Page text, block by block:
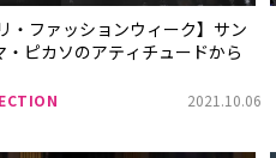
・ファッションウィーク】サン
・ピカソのアティチュードから
2021.10.06